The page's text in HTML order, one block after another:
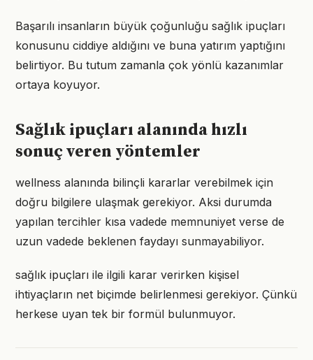
Başarılı insanların büyük çoğunluğu sağlık ipuçları
konusunu ciddiye aldığını ve buna yatırım yaptığını
belirtiyor. Bu tutum zamanla çok yönlü kazanımlar
ortaya koyuyor.
Sağlık ipuçları alanında hızlı
sonuç veren yöntemler
wellness alanında bilinçli kararlar verebilmek için
doğru bilgilere ulaşmak gerekiyor. Aksi durumda
yapılan tercihler kısa vadede memnuniyet verse de
uzun vadede beklenen faydayı sunmayabiliyor.
sağlık ipuçları ile ilgili karar verirken kişisel
ihtiyaçların net biçimde belirlenmesi gerekiyor. Çünkü
herkese uyan tek bir formül bulunmuyor.